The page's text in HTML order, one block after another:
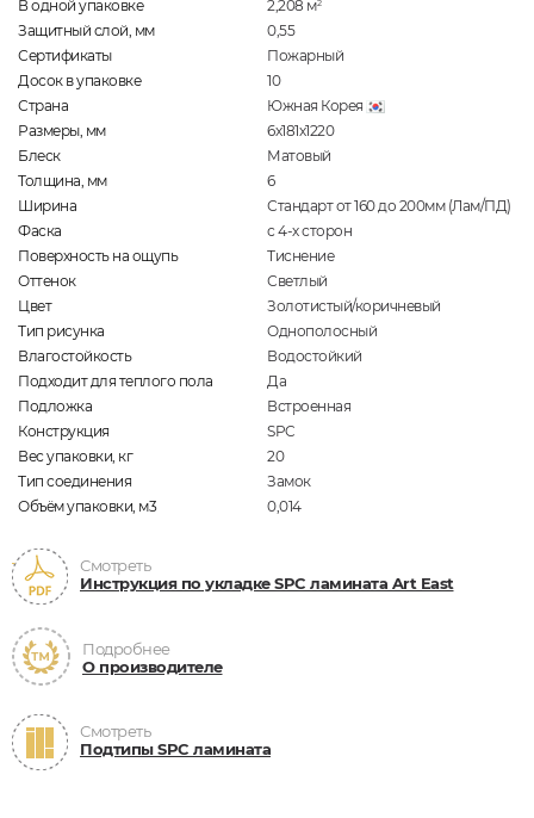
В одной упаковке
2,208 м2
Защитный слой, мм
0,55
Сертификаты
Пожарный
Досок в упаковке
10
Страна
Южная Корея
Размеры, мм
6х181х1220
Блеск
Матовый
Толщина, мм
6
Ширина
Стандарт от 160 до 200мм (Лам/ПД)
Фаска
с 4-х сторон
Поверхность на ощупь
Тиснение
Оттенок
Светлый
Цвет
Золотистый/коричневый
Тип рисунка
Однополосный
Влагостойкость
Водостойкий
Подходит для теплого пола
Да
Подложка
Встроенная
Конструкция
SPC
Вес упаковки, кг
20
Тип соединения
Замок
Объём упаковки, м3
0,014
Смотреть
Инструкция по укладке SPC ламината Art East
Подробнее
О производителе
Смотреть
Подтипы SPC ламината